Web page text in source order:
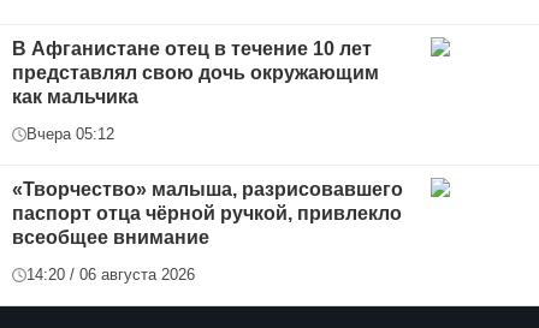
В Афганистане отец в течение 10 лет
представлял свою дочь окружающим
как мальчика
Вчера 05:12
«Творчество» малыша, разрисовавшего
паспорт отца чёрной ручкой, привлекло
всеобщее внимание
14:20 / 06 августа 2026